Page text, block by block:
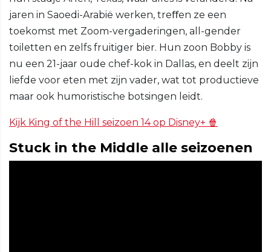
jaren in Saoedi-Arabië werken, treﬀen ze een
toekomst met Zoom-vergaderingen, all-gender
toiletten en zelfs fruitiger bier. Hun zoon Bobby is
nu een 21-jaar oude chef-kok in Dallas, en deelt zijn
liefde voor eten met zijn vader, wat tot productieve
maar ook humoristische botsingen leidt.
Kijk King of the Hill seizoen 14 op Disney+ 🍿
Stuck in the Middle alle seizoenen